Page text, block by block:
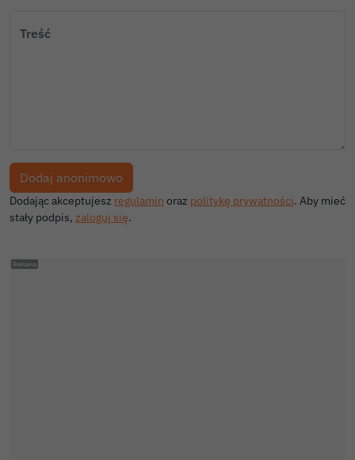
Treść
Dodając akceptujesz regulamin oraz politykę prywatności. Aby mieć
stały podpis, zaloguj się.